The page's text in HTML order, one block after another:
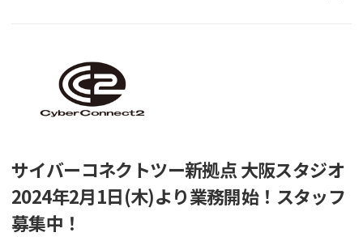
サイバーコネクトツー新拠点 大阪スタジオ
2024年2月1日(木)より業務開始！スタッフ
募集中！